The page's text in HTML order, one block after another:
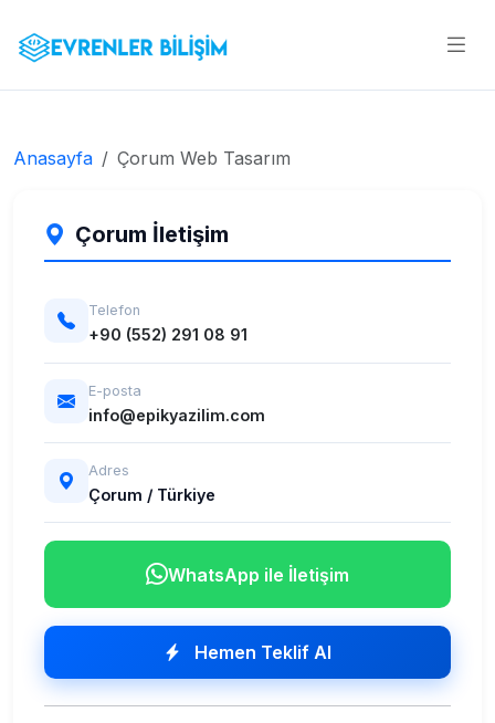
Anasayfa Çorum Web Tasarım
Çorum İletişim
Telefon
+90 (552) 291 08 91
E-posta
info@epikyazilim.com
Adres
Çorum / Türkiye
WhatsApp ile İletişim
Hemen Teklif Al